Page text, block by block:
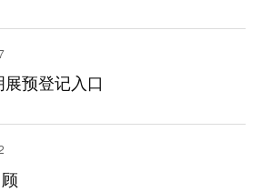
预登记入口